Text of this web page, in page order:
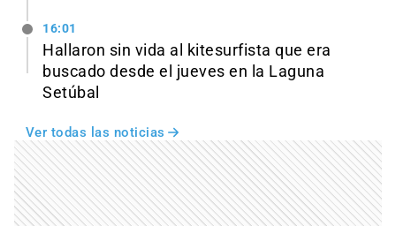
16:01
Hallaron sin vida al kitesurfista que era
buscado desde el jueves en la Laguna
Setúbal
Ver todas las noticias